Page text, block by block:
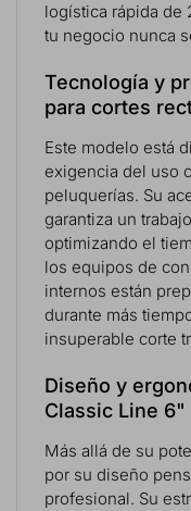
logística rápida de
tu negocio nunca
Tecnología y
para cortes
Este modelo está
exigencia del uso
peluquerías. Su
garantiza un
optimizando el
los equipos de
internos están
durante más
insuperable corte
Diseño y
Classic Line 6"
Más allá de su
por su diseño
profesional. Su